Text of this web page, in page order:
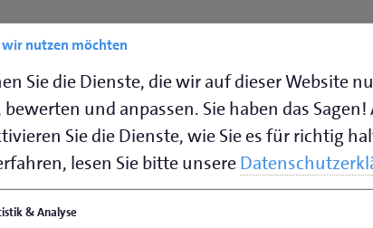
AG, Max Bögl Stiftung & Co. KG
Bau der Arbeitshäfen
B.V. (Niederlande)
nutzen möchten
Sie die Dienste, die wir auf dieser Website
und anpassen. Sie haben das
Sie die Dienste, wie Sie es für richtig
lesen Sie bitte unsere
& Analyse